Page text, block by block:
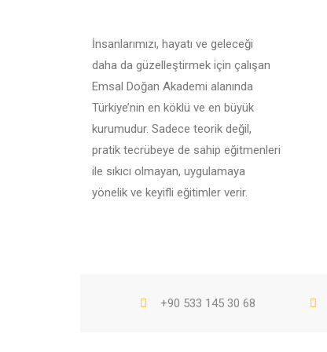
İnsanlarımızı, hayatı ve geleceği
daha da güzelleştirmek için çalışan
Emsal Doğan Akademi alanında
Türkiye’nin en köklü ve en büyük
kurumudur. Sadece teorik değil,
pratik tecrübeye de sahip eğitmenleri
ile sıkıcı olmayan, uygulamaya
yönelik ve keyifli eğitimler verir.
+90 533 145 30 68